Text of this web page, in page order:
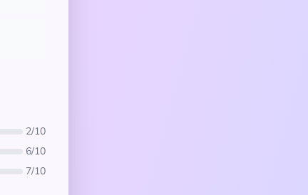
2/10
6/10
7/10